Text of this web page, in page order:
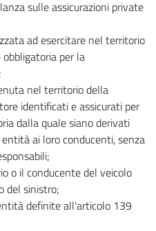
sulle assicurazioni private
ad esercitare nel territorio
per la
nel territorio della
identificati e assicurati per
dalla quale siano derivati
ai loro conducenti, senza
o il conducente del veicolo
del sinistro;
definite all'articolo 139